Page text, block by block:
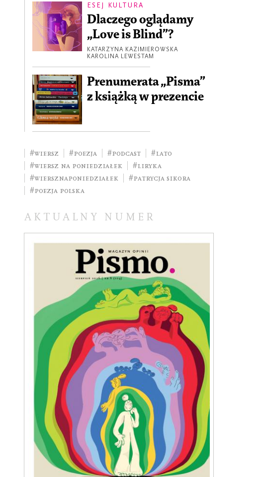
ESEJ KULTURA
Dlaczego oglądamy
„Love is Blind”?
KATARZYNA KAZIMIEROWSKA
KAROLINA LEWESTAM
Prenumerata „Pisma”
z książką w prezencie
#wiersz #poezja #podcast
#lato
#wiersz na poniedziałek
#liryka
#WierszNaPoniedziałek
#Patrycja Sikora
#poezja polska
AKTUALNY NUMER